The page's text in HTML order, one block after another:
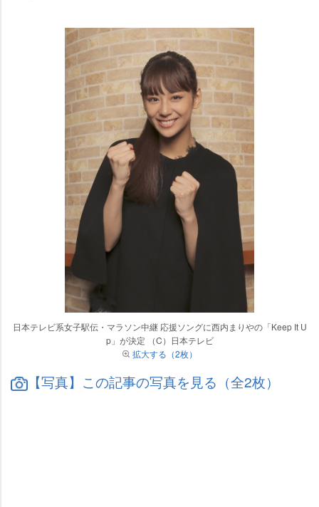
日本テレビ系女子駅伝・マラソン中継 応援ソングに西内まりやの「Keep It U
p」が決定 （C）日本テレビ
拡大する（2枚）
【写真】この記事の写真を見る（全2枚）